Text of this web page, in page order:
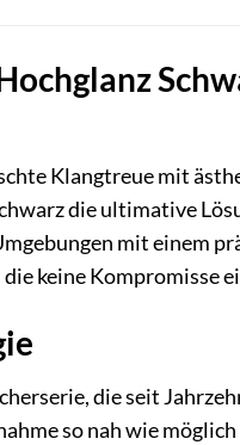
Klangtreue mit
die ultimative
mit einem
keine Kompromisse
die seit
so nah wie